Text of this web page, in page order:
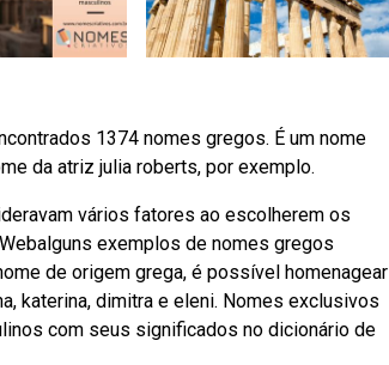
1374 nomes gregos. É um nome
da atriz julia roberts, por exemplo.
vários fatores ao escolherem os
exemplos de nomes gregos
de origem grega, é possível homenagear
katerina, dimitra e eleni. Nomes exclusivos
com seus significados no dicionário de